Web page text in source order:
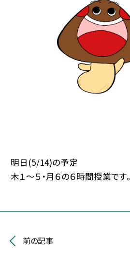
明日(5/14)の予定
木１～５・月６の６時間授業です。
前の記事